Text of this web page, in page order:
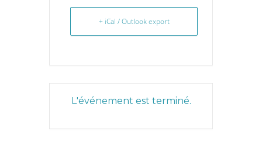
+ iCal / Outlook export
L'événement est terminé.